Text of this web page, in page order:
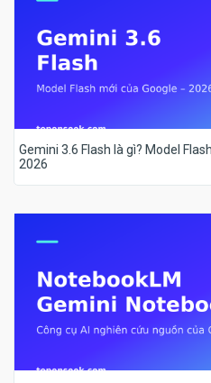
Gemini 3.6 Flash là gì? Model
2026